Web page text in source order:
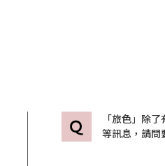
「旅色」除
等訊息，請問